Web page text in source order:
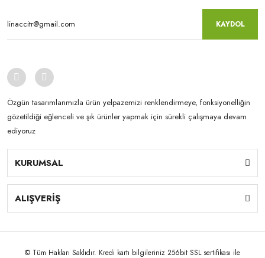
KAYDOL
Özgün tasarımlarımızla ürün yelpazemizi renklendirmeye, fonksiyonelliğin
gözetildiği eğlenceli ve şık ürünler yapmak için sürekli çalışmaya devam
ediyoruz
KURUMSAL
ALIŞVERİŞ
© Tüm Hakları Saklıdır. Kredi kartı bilgileriniz 256bit SSL sertifikası ile